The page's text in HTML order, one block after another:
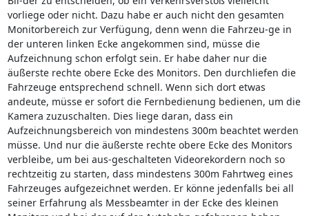
vorliege oder nicht. Dazu habe er auch nicht den gesamten
Monitorbereich zur Verfügung, denn wenn die Fahrzeu-ge in
der unteren linken Ecke angekommen sind, müsse die
Aufzeichnung schon erfolgt sein. Er habe daher nur die
äußerste rechte obere Ecke des Monitors. Den durchliefen die
Fahrzeuge entsprechend schnell. Wenn sich dort etwas
andeute, müsse er sofort die Fernbedienung bedienen, um die
Kamera zuzuschalten. Dies liege daran, dass ein
Aufzeichnungsbereich von mindestens 300m beachtet werden
müsse. Und nur die äußerste rechte obere Ecke des Monitors
verbleibe, um bei aus-geschalteten Videorekordern noch so
rechtzeitig zu starten, dass mindestens 300m Fahrtweg eines
Fahrzeuges aufgezeichnet werden. Er könne jedenfalls bei all
seiner Erfahrung als Messbeamter in der Ecke des kleinen